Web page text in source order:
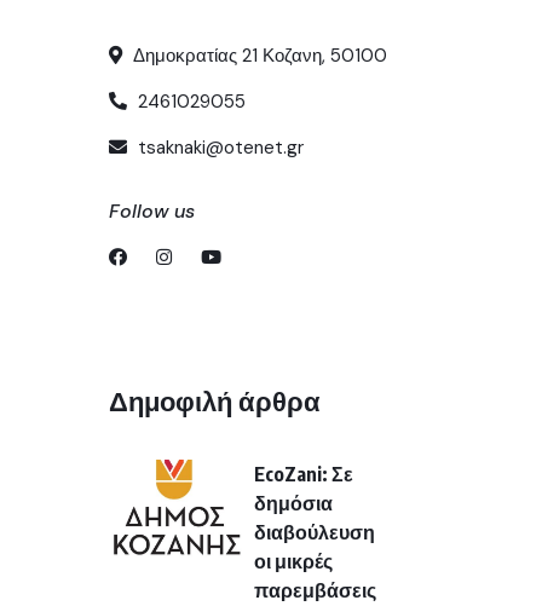
Δημοκρατίας 21 Κοζανη, 50100
2461029055
tsaknaki@otenet.gr
Follow us
Δημοφιλή άρθρα
EcoZani: Σε
δημόσια
διαβούλευση
οι μικρές
παρεμβάσεις